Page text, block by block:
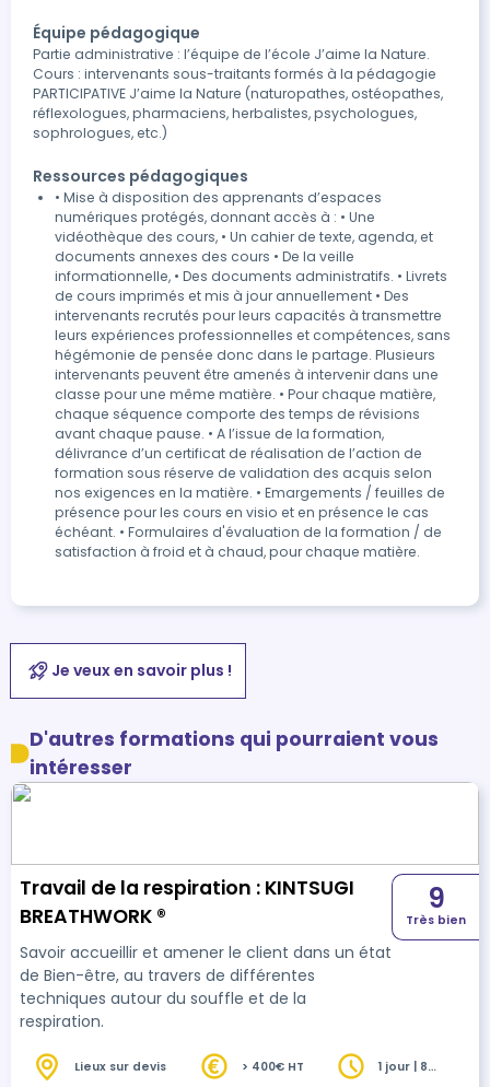
Équipe pédagogique
Partie administrative : l’équipe de l’école J’aime la Nature.
Cours : intervenants sous-traitants formés à la pédagogie
PARTICIPATIVE J’aime la Nature (naturopathes, ostéopathes,
réflexologues, pharmaciens, herbalistes, psychologues,
sophrologues, etc.)
Ressources pédagogiques
• Mise à disposition des apprenants d’espaces
numériques protégés, donnant accès à : • Une
vidéothèque des cours, • Un cahier de texte, agenda, et
documents annexes des cours • De la veille
informationnelle, • Des documents administratifs. • Livrets
de cours imprimés et mis à jour annuellement • Des
intervenants recrutés pour leurs capacités à transmettre
leurs expériences professionnelles et compétences, sans
hégémonie de pensée donc dans le partage. Plusieurs
intervenants peuvent être amenés à intervenir dans une
classe pour une même matière. • Pour chaque matière,
chaque séquence comporte des temps de révisions
avant chaque pause. • A l’issue de la formation,
délivrance d’un certificat de réalisation de l’action de
formation sous réserve de validation des acquis selon
nos exigences en la matière. • Emargements / feuilles de
présence pour les cours en visio et en présence le cas
échéant. • Formulaires d'évaluation de la formation / de
satisfaction à froid et à chaud, pour chaque matière.
Je veux en savoir plus !
D'autres formations qui pourraient vous
intéresser
Travail de la respiration : KINTSUGI
BREATHWORK ®
Savoir accueillir et amener le client dans un état
de Bien-être, au travers de différentes
techniques autour du souffle et de la
respiration.
9
Très bien
Lieux sur devis > 400€ HT
1 jour | 8